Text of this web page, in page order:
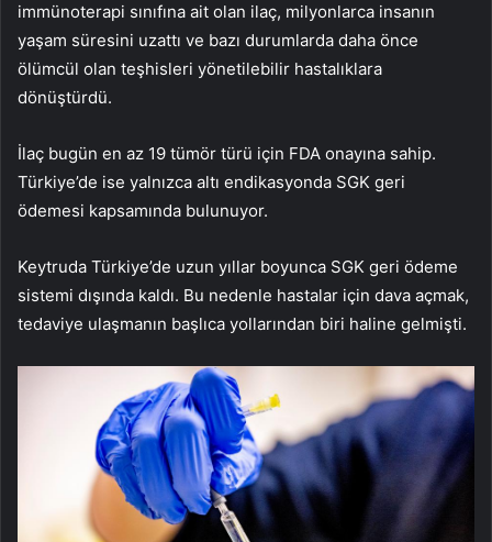
immünoterapi sınıfına ait olan ilaç, milyonlarca insanın
yaşam süresini uzattı ve bazı durumlarda daha önce
ölümcül olan teşhisleri yönetilebilir hastalıklara
dönüştürdü.
İlaç bugün en az 19 tümör türü için FDA onayına sahip.
Türkiye’de ise yalnızca altı endikasyonda SGK geri
ödemesi kapsamında bulunuyor.
Keytruda Türkiye’de uzun yıllar boyunca SGK geri ödeme
sistemi dışında kaldı. Bu nedenle hastalar için dava açmak,
tedaviye ulaşmanın başlıca yollarından biri haline gelmişti.